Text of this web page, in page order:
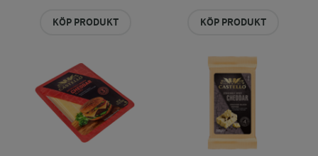
KÖP PRODUKT KÖP PRODUKT